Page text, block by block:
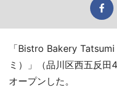
「Bistro Bakery
ミ）」（品川区西五反
オープンした。